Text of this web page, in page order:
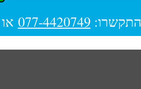
התקשרו: 077-4420749